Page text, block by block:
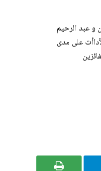
و عبد الرحيم
2019، كما سيتمّ تقييم الأداأت على مدى